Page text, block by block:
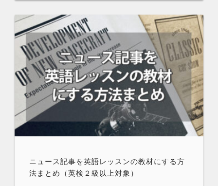
ニュース記事を英語レッスンの教材にする方
法まとめ（英検２級以上対象）